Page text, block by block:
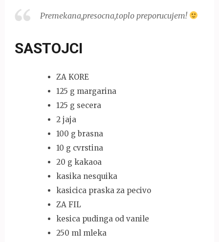
Premekana,presocna,toplo preporucujem!
SASTOJCI
ZA KORE
125 g margarina
125 g secera
2 jaja
100 g brasna
10 g cvrstina
20 g kakaoa
kasika nesquika
kasicica praska za pecivo
ZA FIL
kesica pudinga od vanile
250 ml mleka